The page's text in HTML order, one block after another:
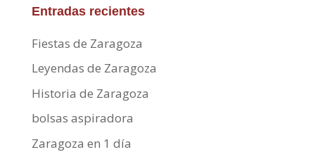
Entradas recientes
Fiestas de Zaragoza
Leyendas de Zaragoza
Historia de Zaragoza
bolsas aspiradora
Zaragoza en 1 día